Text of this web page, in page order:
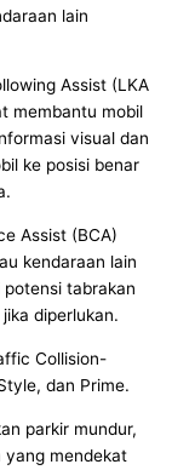
lain
Assist (LKA
membantu mobil
visual dan
ke posisi benar
Assist (BCA)
kendaraan lain
tabrakan
diperlukan.
Collision-
dan Prime.
parkir mundur,
yang mendekat